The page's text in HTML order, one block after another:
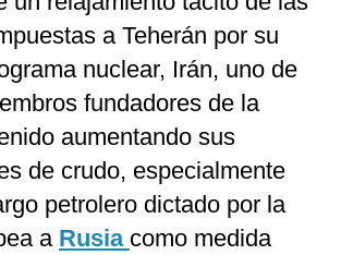
a Teherán por su
nuclear, Irán, uno de
fundadores de la
aumentando sus
de crudo, especialmente
petrolero dictado por la
a Rusia como medida